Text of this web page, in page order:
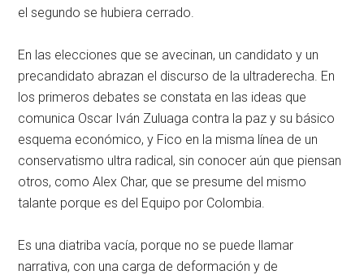
el segundo se hubiera cerrado.
En las elecciones que se avecinan, un candidato y un
precandidato abrazan el discurso de la ultraderecha. En
los primeros debates se constata en las ideas que
comunica Oscar Iván Zuluaga contra la paz y su básico
esquema económico, y Fico en la misma línea de un
conservatismo ultra radical, sin conocer aún que piensan
otros, como Alex Char, que se presume del mismo
talante porque es del Equipo por Colombia.
Es una diatriba vacía, porque no se puede llamar
narrativa, con una carga de deformación y de